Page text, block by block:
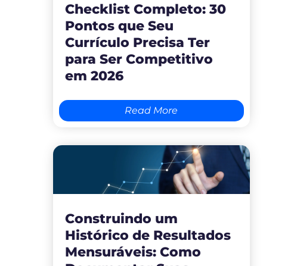
Checklist Completo: 30
Pontos que Seu
Currículo Precisa Ter
para Ser Competitivo
em 2026
Read More
Construindo um
Histórico de Resultados
Mensuráveis: Como